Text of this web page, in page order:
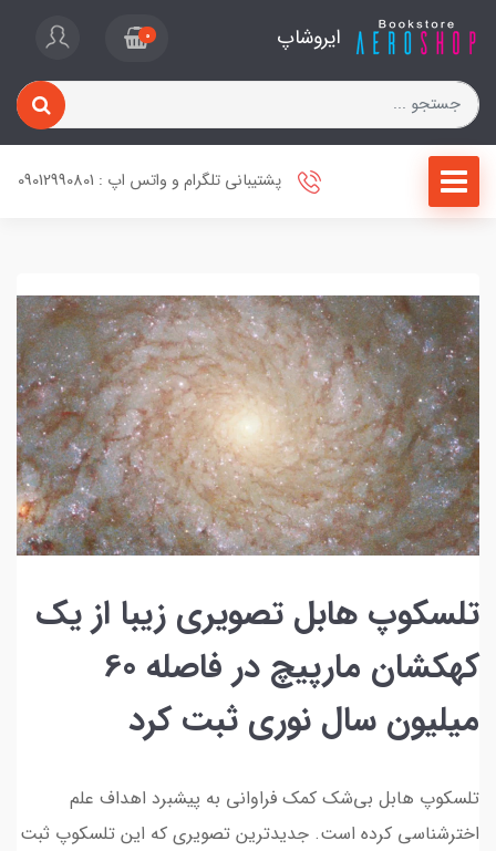
ایروشاپ 0
پشتیبانی تلگرام و واتس اپ : 09012990801
تلسکوپ هابل تصویری زیبا از یک
کهکشان مارپیچ در فاصله 60
میلیون سال نوری ثبت کرد
تلسکوپ هابل بی‌شک کمک فراوانی به پیشبرد اهداف علم
اخترشناسی کرده است. جدیدترین تصویری که این تلسکوپ ثبت